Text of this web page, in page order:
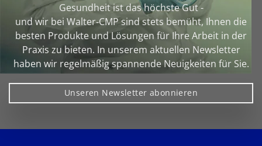
Gesundheit ist das höchste Gut -
und wir bei Walter‑CMP sind stets bemüht, Ihnen die
besten Produkte und Lösungen für Ihre Arbeit in der
Praxis zu bieten. In unserem aktuellen Newsletter
haben wir regelmäßig spannende Neuigkeiten für Sie.
Unseren Newsletter abonnieren